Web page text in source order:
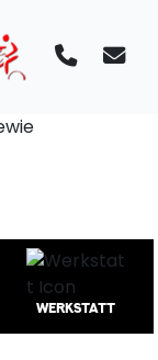
WERKSTATT